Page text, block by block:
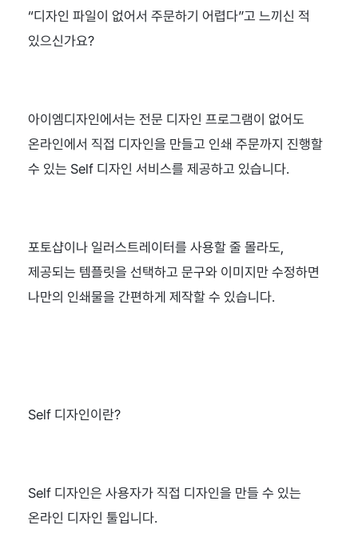
“디자인 파일이 없어서 주문하기 어렵다”고 느끼신 적
있으신가요?
아이엠디자인에서는 전문 디자인 프로그램이 없어도
온라인에서 직접 디자인을 만들고 인쇄 주문까지 진행할
수 있는 Self 디자인 서비스를 제공하고 있습니다.
포토샵이나 일러스트레이터를 사용할 줄 몰라도,
제공되는 템플릿을 선택하고 문구와 이미지만 수정하면
나만의 인쇄물을 간편하게 제작할 수 있습니다.
Self 디자인이란?
Self 디자인은 사용자가 직접 디자인을 만들 수 있는
온라인 디자인 툴입니다.